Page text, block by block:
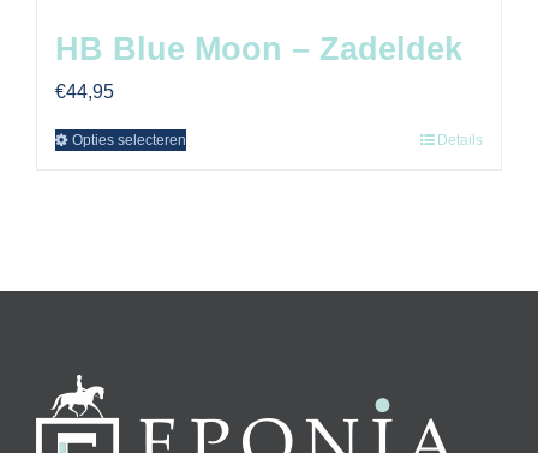
HB Blue Moon – Zadeldek
€44,95
Opties selecteren Details